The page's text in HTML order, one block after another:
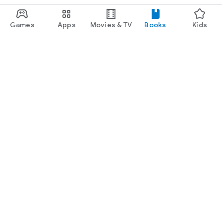
Games Apps Movies & TV Books Kids